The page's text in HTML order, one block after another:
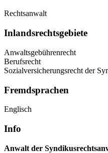
Rechtsanwalt
Inlandsrechtsgebiete
Anwaltsgebührenrecht
Berufsrecht
Sozialversicherungsrecht der
Fremdsprachen
Englisch
Info
Anwalt der